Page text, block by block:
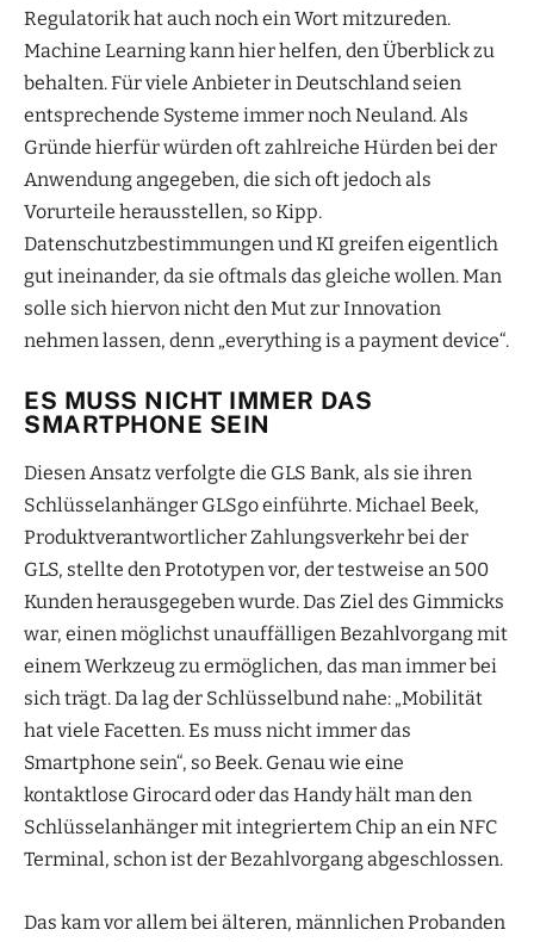
Regulatorik hat auch noch ein Wort mitzureden.
Machine Learning kann hier helfen, den Überblick zu
behalten. Für viele Anbieter in Deutschland seien
entsprechende Systeme immer noch Neuland. Als
Gründe hierfür würden oft zahlreiche Hürden bei der
Anwendung angegeben, die sich oft jedoch als
Vorurteile herausstellen, so Kipp.
Datenschutzbestimmungen und KI greifen eigentlich
gut ineinander, da sie oftmals das gleiche wollen. Man
solle sich hiervon nicht den Mut zur Innovation
nehmen lassen, denn „everything is a payment device“.
ES MUSS NICHT IMMER DAS
SMARTPHONE SEIN
Diesen Ansatz verfolgte die GLS Bank, als sie ihren
Schlüsselanhänger GLSgo einführte. Michael Beek,
Produktverantwortlicher Zahlungsverkehr bei der
GLS, stellte den Prototypen vor, der testweise an 500
Kunden herausgegeben wurde. Das Ziel des Gimmicks
war, einen möglichst unauffälligen Bezahlvorgang mit
einem Werkzeug zu ermöglichen, das man immer bei
sich trägt. Da lag der Schlüsselbund nahe: „Mobilität
hat viele Facetten. Es muss nicht immer das
Smartphone sein“, so Beek. Genau wie eine
kontaktlose Girocard oder das Handy hält man den
Schlüsselanhänger mit integriertem Chip an ein NFC
Terminal, schon ist der Bezahlvorgang abgeschlossen.
Das kam vor allem bei älteren, männlichen Probanden